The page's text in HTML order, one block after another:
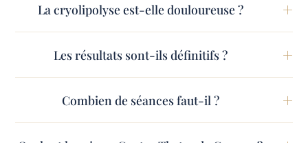
La cryolipolyse est-elle douloureuse ?
Les résultats sont-ils définitifs ?
Combien de séances faut-il ?